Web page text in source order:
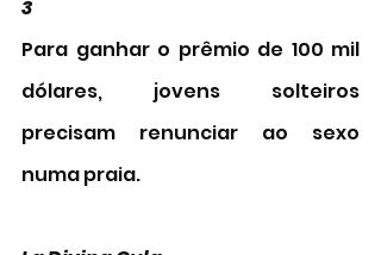
3
Para ganhar o prêmio de 100 mil
dólares, jovens solteiros
precisam renunciar ao sexo
numa praia.